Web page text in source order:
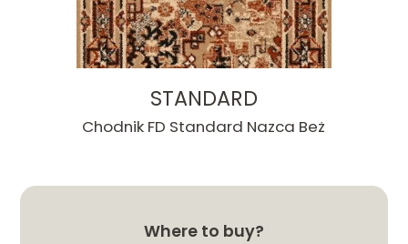
STANDARD
Chodnik FD Standard Nazca Beż
Where to buy?